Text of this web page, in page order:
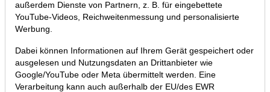
Chartanalyse Daimler: Endlich
mal eine gute Nachricht?
27.06.2018 um 08:34 Uhr | P. Uhlschmied
außerdem Dienste von Partnern, z. B. für eingebettete
YouTube-Videos, Reichweitenmessung und personalisierte
Werbung.
Dabei können Informationen auf Ihrem Gerät gespeichert oder
ausgelesen und Nutzungsdaten an Drittanbieter wie
Google/YouTube oder Meta übermittelt werden. Eine
Verarbeitung kann auch außerhalb der EU/des EWR